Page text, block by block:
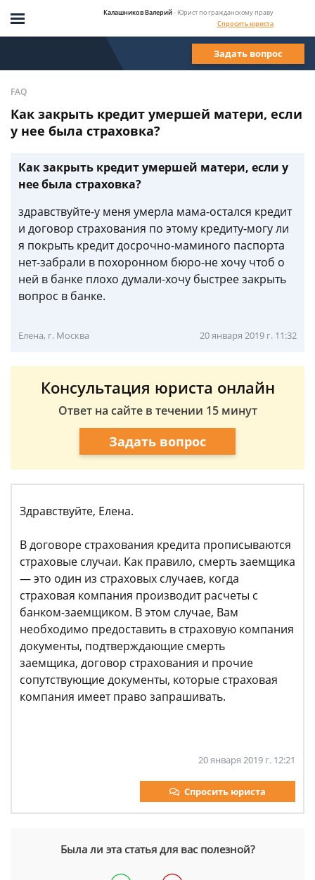
Калашников Валерий- Юрист по гражданскому праву
Спросить юриста
Задать вопрос
FAQ
Как закрыть кредит умершей матери, если
у нее была страховка?
Как закрыть кредит умершей матери, если у
нее была страховка?
здравствуйте-у меня умерла мама-остался кредит
и договор страхования по этому кредиту-могу ли
я покрыть кредит досрочно-маминого паспорта
нет-забрали в похоронном бюро-не хочу чтоб о
ней в банке плохо думали-хочу быстрее закрыть
вопрос в банке.
Елена, г. Москва 20 января 2019 г. 11:32
Консультация юриста онлайн
Ответ на сайте в течении 15 минут
Задать вопрос
Здравствуйте, Елена.
В договоре страхования кредита прописываются
страховые случаи. Как правило, смерть заемщика
— это один из страховых случаев, когда
страховая компания производит расчеты с
банком-заемщиком. В этом случае, Вам
необходимо предоставить в страховую компания
документы, подтверждающие смерть
заемщика, договор страхования и прочие
сопутствующие документы, которые страховая
компания имеет право запрашивать.
20 января 2019 г. 12:21
Спросить юриста
Была ли эта статья для вас полезной?